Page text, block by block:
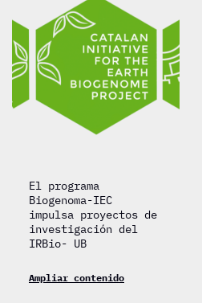
El programa
Biogenoma-IEC
impulsa proyectos de
investigación del
IRBio- UB
Ampliar contenido